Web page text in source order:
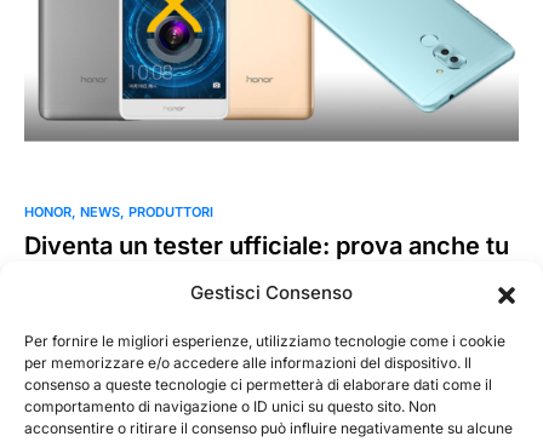
Gestisci Consenso
Per fornire le migliori esperienze, utilizziamo tecnologie come i cookie
per memorizzare e/o accedere alle informazioni del dispositivo. Il
consenso a queste tecnologie ci permetterà di elaborare dati come il
comportamento di navigazione o ID unici su questo sito. Non
acconsentire o ritirare il consenso può influire negativamente su alcune
HONOR NEWS PRODUTTORI
Diventa un tester ufficiale: prova anche tu
suo futuro grazie ai feedback dei suoi…
MarKusss
20 Gennaio 2017
Leggi tutto